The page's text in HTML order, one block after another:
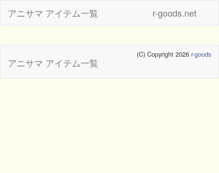
アニサマ アイテム一覧 r-goods.net
アニサマ アイテム一覧
(C) Copyright 2026 r-goods